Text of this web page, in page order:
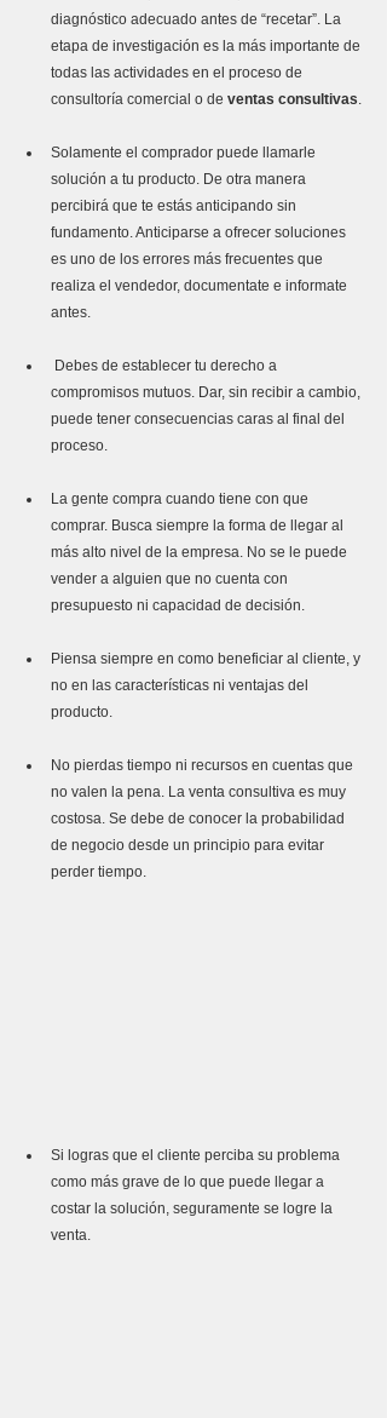
diagnóstico adecuado antes de “recetar”. La
etapa de investigación es la más importante de
todas las actividades en el proceso de
consultoría comercial o de ventas consultivas.
Solamente el comprador puede llamarle
solución a tu producto. De otra manera
percibirá que te estás anticipando sin
fundamento. Anticiparse a ofrecer soluciones
es uno de los errores más frecuentes que
realiza el vendedor, documentate e informate
antes.
compromisos mutuos. Dar, sin recibir a cambio,
puede tener consecuencias caras al final del
proceso.
La gente compra cuando tiene con que
comprar. Busca siempre la forma de llegar al
más alto nivel de la empresa. No se le puede
vender a alguien que no cuenta con
presupuesto ni capacidad de decisión.
Piensa siempre en como beneficiar al cliente, y
no en las características ni ventajas del
producto.
No pierdas tiempo ni recursos en cuentas que
no valen la pena. La venta consultiva es muy
costosa. Se debe de conocer la probabilidad
de negocio desde un principio para evitar
perder tiempo.
Si logras que el cliente perciba su problema
como más grave de lo que puede llegar a
costar la solución, seguramente se logre la
venta.